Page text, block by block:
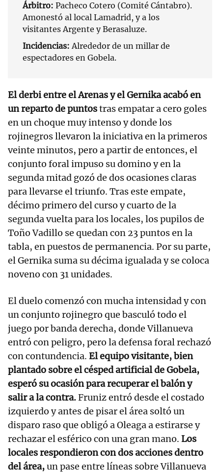
Árbitro: Pacheco Cotero (Comité Cántabro).
Amonestó al local Lamadrid, y a los
visitantes Argente y Berasaluze.
Incidencias: Alrededor de un millar de
espectadores en Gobela.
El derbi entre el Arenas y el Gernika acabó en
un reparto de puntostras empatar a cero goles
en un choque muy intenso y donde los
rojinegros llevaron la iniciativa en la primeros
veinte minutos, pero a partir de entonces, el
conjunto foral impuso su domino y en la
segunda mitad gozó de dos ocasiones claras
para llevarse el triunfo. Tras este empate,
décimo primero del curso y cuarto de la
segunda vuelta para los locales, los pupilos de
Toño Vadillo se quedan con 23 puntos en la
tabla, en puestos de permanencia. Por su parte,
el Gernika suma su décima igualada y se coloca
noveno con 31 unidades.
El duelo comenzó con mucha intensidad y con
un conjunto rojinegro que basculó todo el
juego por banda derecha, donde Villanueva
entró con peligro, pero la defensa foral rechazó
con contundencia. El equipo visitante, bien
plantado sobre el césped artificial de Gobela,
esperó su ocasión para recuperar el balón y
salir a la contra.Fruniz entró desde el costado
izquierdo y antes de pisar el área soltó un
disparo raso que obligó a Oleaga a estirarse y
rechazar el esférico con una gran mano. Los
locales respondieron con dos acciones dentro
del área,un pase entre líneas sobre Villanueva